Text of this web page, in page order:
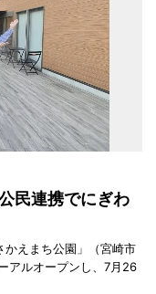
民連携でにぎわ
えまち公園」（宮崎市
アルオープンし、7月26